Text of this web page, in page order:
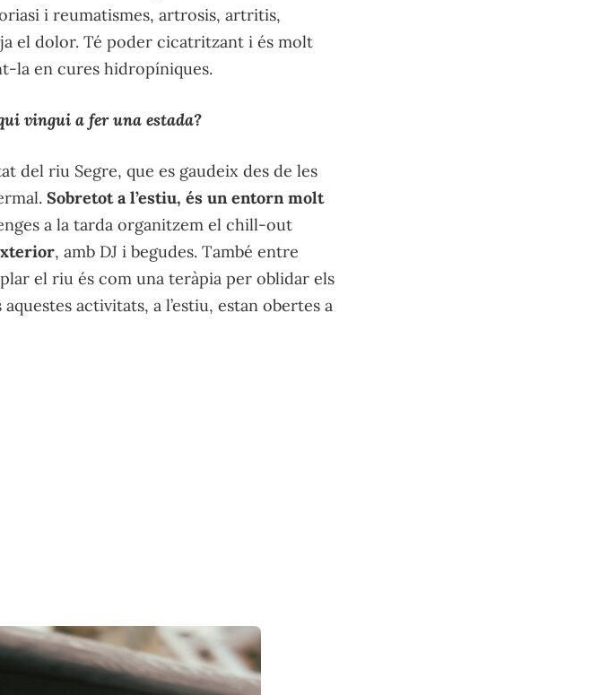
i reumatismes, artrosis, artritis,
el dolor. Té poder cicatritzant i és molt
la en cures hidropíniques.
vingui a fer una estada?
del riu Segre, que es gaudeix des de les
Sobretot a l’estiu, és un entorn molt
a la tarda organitzem el chill-out
, amb DJ i begudes. També entre
el riu és com una teràpia per oblidar els
aquestes activitats, a l’estiu, estan obertes a